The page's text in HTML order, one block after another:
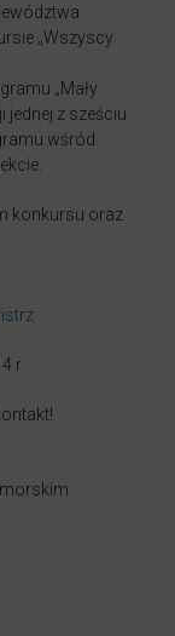
„Wszyscy
„Mały
jednej z sześciu
wśród
konkursu oraz
r.